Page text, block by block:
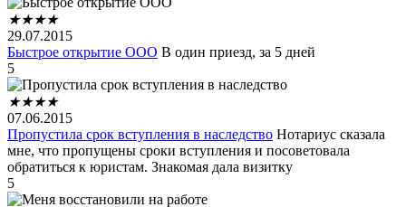
★★★★
29.07.2015
Быстрое открытие ООО В один приезд, за 5 дней
5
★★★★
07.06.2015
Пропустила срок вступления в наследство Нотариус сказала
мне, что пропущены сроки вступления и посоветовала
обратиться к юристам. Знакомая дала визитку
5